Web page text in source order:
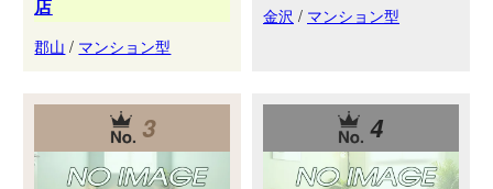
店
郡山 / マンション型
金沢 / マンション型
3 4